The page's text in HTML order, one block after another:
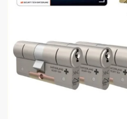
samenstellen
Alarm
met